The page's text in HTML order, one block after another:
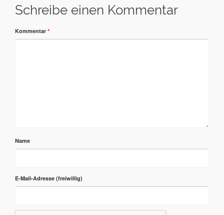
Schreibe einen Kommentar
Kommentar *
Name
E-Mail-Adresse